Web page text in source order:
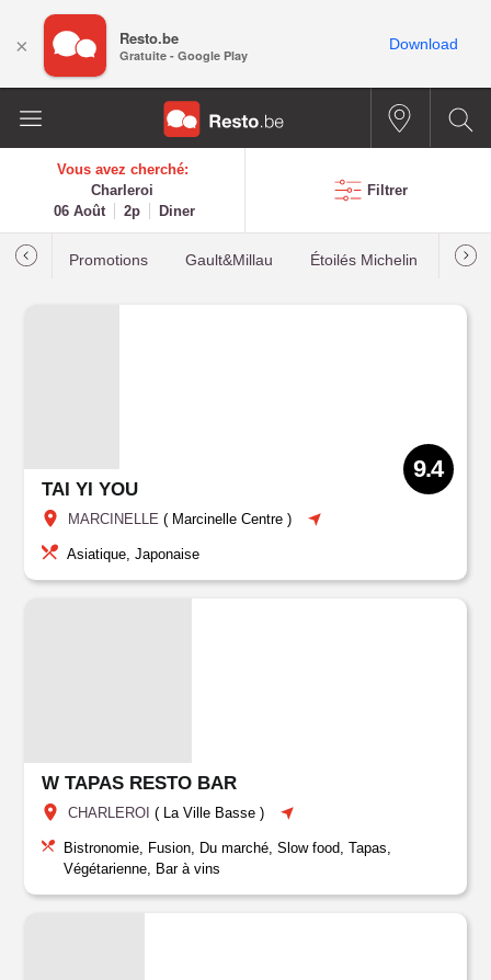
Vous avez cherché:
Charleroi
06 Août
2p Diner
Filtrer
Promotions Gault&Millau Étoilés Michelin Les
TAI YI YOU
MARCINELLE ( Marcinelle Centre )
9.4
Asiatique, Japonaise
W TAPAS RESTO BAR
CHARLEROI ( La Ville Basse )
Bistronomie, Fusion, Du marché, Slow food, Tapas,
Végétarienne, Bar à vins
× Resto.be
Gratuite - Google Play
Download